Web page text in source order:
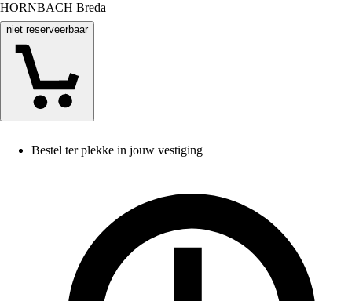
HORNBACH Breda
niet reserveerbaar
Bestel ter plekke in jouw vestiging